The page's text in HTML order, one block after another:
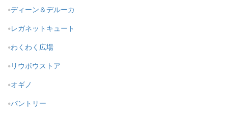
ディーン＆デルーカ
レガネットキュート
わくわく広場
リウボウストア
オギノ
パントリー